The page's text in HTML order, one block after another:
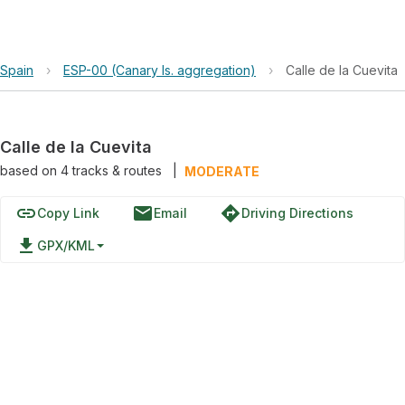
Spain › ESP-00 (Canary Is. aggregation) › Calle de la Cuevita
Calle de la Cuevita
based on 4tracks & routes MODERATE
linkCopy Link emailEmail directionsDriving Directions
file_download GPX/KML